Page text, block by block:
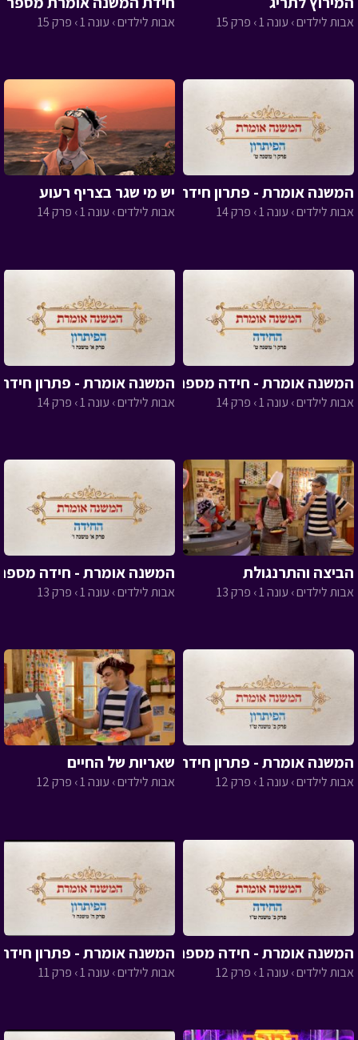
אבות לילדים › עונה 1 › פרק 15 אבות לילדים › עונה 1 › פרק 15
המשנה אומרת - פתרון חידה 14
אבות לילדים › עונה 1 › פרק 14
יש מי שגר בצריף רעוע
אבות לילדים › עונה 1 › פרק 14
המשנה אומרת - חידה מספר 14
אבות לילדים › עונה 1 › פרק 14
המשנה אומרת - פתרון חידה
אבות לילדים › עונה 1 › פרק 14
הביצה והתרנגולת
אבות לילדים › עונה 1 › פרק 13
המשנה אומרת - חידה מספר
אבות לילדים › עונה 1 › פרק 13
המשנה אומרת - פתרון חידה 12
אבות לילדים › עונה 1 › פרק 12
שאריות של החיים
אבות לילדים › עונה 1 › פרק 12
המשנה אומרת - חידה מספר 12
אבות לילדים › עונה 1 › פרק 12
המשנה אומרת - פתרון חידה
אבות לילדים › עונה 1 › פרק 11